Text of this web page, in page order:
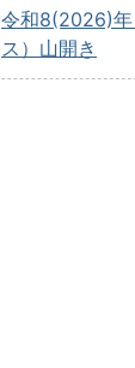
令和8(2026)年
ス）山開き